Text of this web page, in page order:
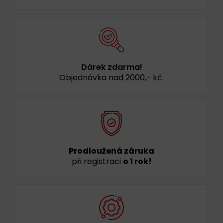
Dárek zdarma!
Objednávka nad 2000,- kč.
Prodloužená záruka
při registraci o 1 rok!